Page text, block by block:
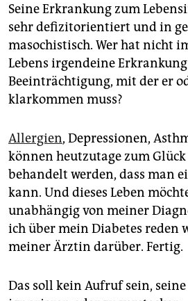
Seine Erkrankung zum
sehr defizitorientiert und in
masochistisch. Wer hat nicht
Lebens irgendeine
Beeinträchtigung, mit der er
klarkommen muss?
Allergien, Depressionen,
können heutzutage zum Glück
behandelt werden, dass man
kann. Und dieses Leben
unabhängig von meiner
ich über mein Diabetes reden
meiner Ärztin darüber. Fertig.
Das soll kein Aufruf sein,